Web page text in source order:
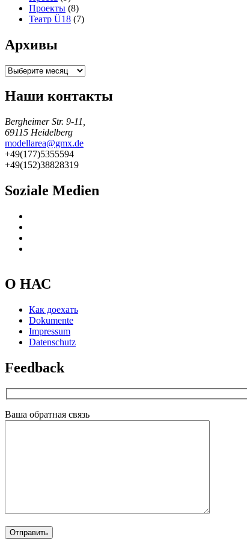
Проекты (8)
Театр Ü18 (7)
Архивы
Архивы
Наши контакты
Bergheimer Str. 9-11,
69115 Heidelberg
modellarea@gmx.de
+49(177)5355594
+49(152)38828319
Soziale Medien
О НАС
Как доехать
Dokumente
Impressum
Datenschutz
Feedback
Ваша обратная связь